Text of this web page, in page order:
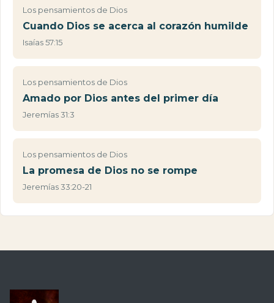
Los pensamientos de Dios
Cuando Dios se acerca al corazón humilde
Isaías 57:15
Los pensamientos de Dios
Amado por Dios antes del primer día
Jeremías 31:3
Los pensamientos de Dios
La promesa de Dios no se rompe
Jeremías 33:20-21